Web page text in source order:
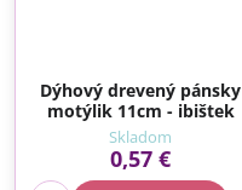
Dýhový drevený pánsky
motýlik 11cm - ibištek
Skladom
0,57 €